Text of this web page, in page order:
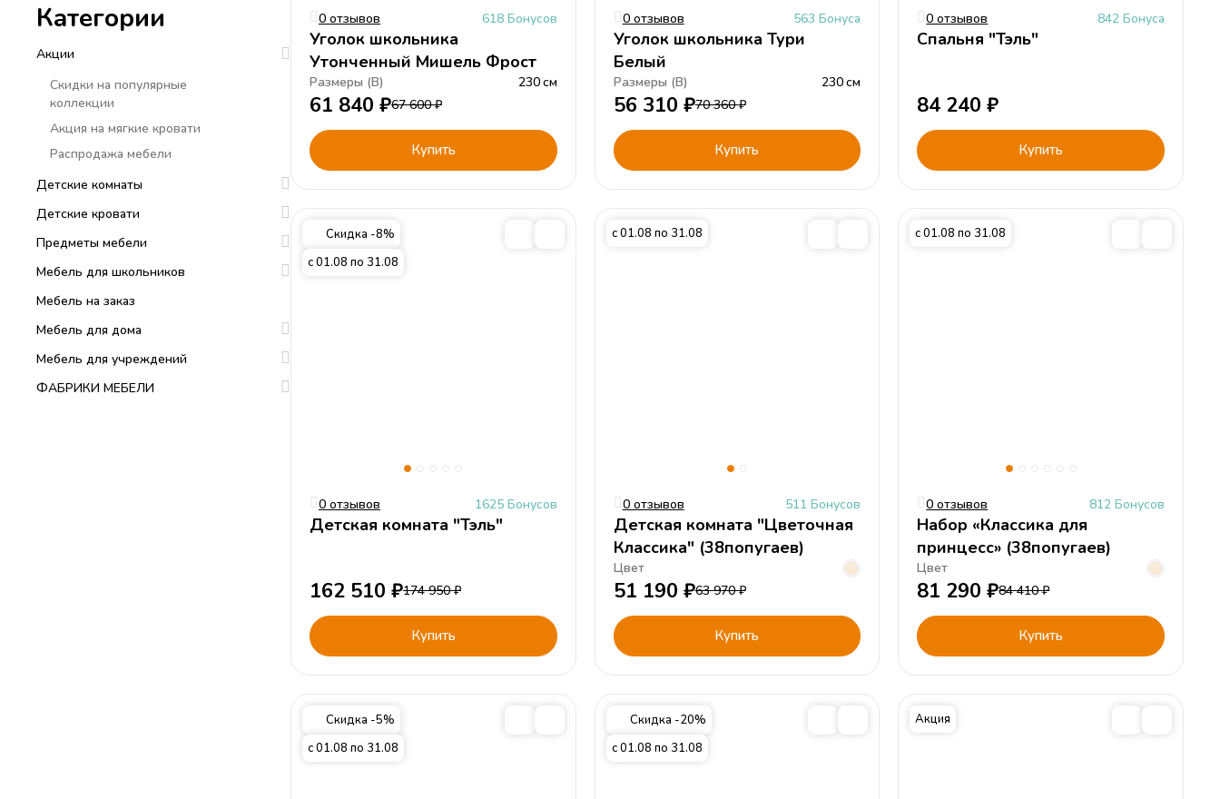
Категории
Акции
Скидки на популярные
коллекции
Акция на мягкие кровати
Распродажа мебели
Детские комнаты
Детские кровати
Предметы мебели
Мебель для школьников
Мебель на заказ
Мебель для дома
Мебель для учреждений
ФАБРИКИ МЕБЕЛИ
0 отзывов 618 Бонусов
Уголок школьника
Утонченный Мишель Фрост
Размеры (В) 230см
61 840 ₽67 600₽
Купить
0 отзывов 563 Бонуса
Уголок школьника Тури
Белый
Размеры (В) 230см
56 310 ₽70 360₽
Купить
0 отзывов 842 Бонуса
Спальня "Тэль"
84 240₽
Купить
Скидка -8%
с 01.08 по 31.08
0 отзывов 1625 Бонусов
Детская комната "Тэль"
162 510 ₽174 950₽
Купить
с 01.08 по 31.08
0 отзывов 511 Бонусов
Детская комната "Цветочная
Классика" (38попугаев)
Цвет
51 190 ₽63 970₽
Купить
с 01.08 по 31.08
0 отзывов 812 Бонусов
Набор «Классика для
принцесс» (38попугаев)
Цвет
81 290₽84 410₽
Купить
Скидка -5%
с 01.08 по 31.08
Скидка -20%
с 01.08 по 31.08
Акция